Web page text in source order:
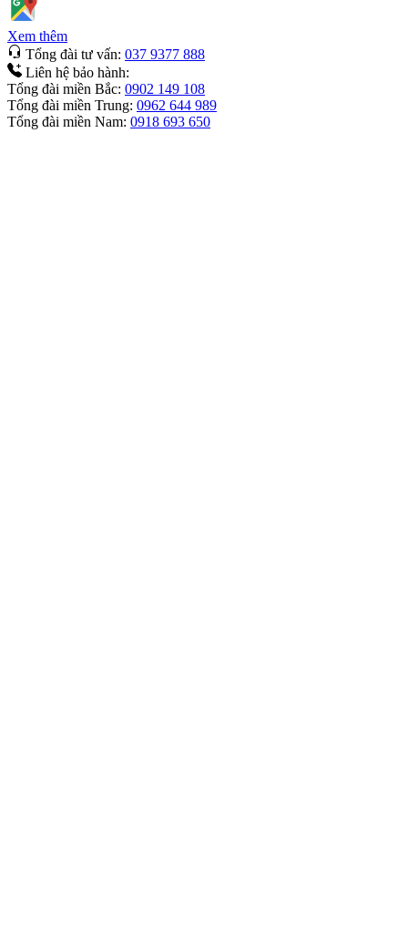
Xem thêm
Tổng đài tư vấn: 037 9377 888
Liên hệ bảo hành:
Tổng đài miền Bắc: 0902 149 108
Tổng đài miền Trung: 0962 644 989
Tổng đài miền Nam: 0918 693 650